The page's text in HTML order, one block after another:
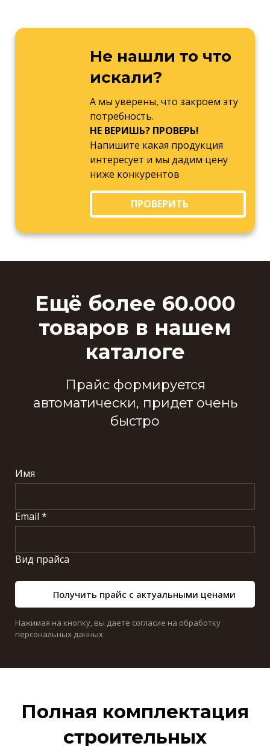
Не нашли то что
искали?
А мы уверены, что закроем эту
потребность.
НЕ ВЕРИШЬ? ПРОВЕРЬ!
Напишите какая продукция
интересует и мы дадим цену
ниже конкурентов
ПРОВЕРИТЬ
Ещё более 60.000
товаров в нашем
каталоге
Прайс формируется
автоматически, придет очень
быстро
Имя
Email *
Вид прайса
Получить прайс с актуальными ценами
Нажимая на кнопку, вы даете согласие на обработку
персональных данных
Полная комплектация
строительных